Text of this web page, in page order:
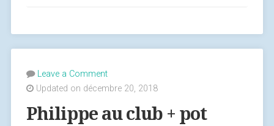
Leave a Comment
Updated on décembre 20, 2018
Philippe au club + pot